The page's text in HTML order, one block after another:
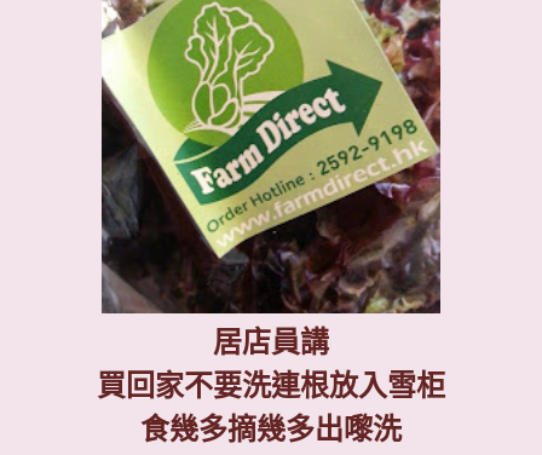
居店員講
買回家不要洗連根放入雪柜
食幾多摘幾多出嚟洗